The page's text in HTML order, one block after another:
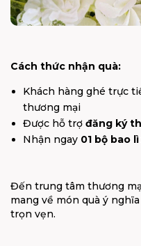
Cách thức nhận quà:
Khách hàng ghé trực
thương mại
Được hỗ trợ đăng ký
Nhận ngay 01 bộ bao
Đến trung tâm thương
mang về món quà ý
trọn vẹn.